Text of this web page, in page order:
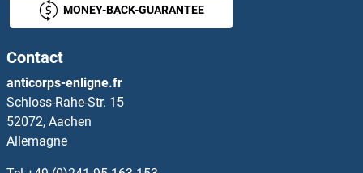
MONEY-BACK-GUARANTEE
Contact
anticorps-enligne.fr
Schloss-Rahe-Str. 15
52072, Aachen
Allemagne